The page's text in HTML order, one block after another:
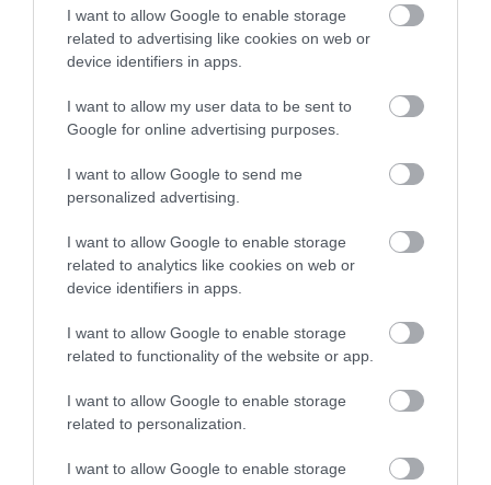
I want to allow Google to enable storage
related to advertising like cookies on web or
device identifiers in apps.
I want to allow my user data to be sent to
Google for online advertising purposes.
I want to allow Google to send me
personalized advertising.
I want to allow Google to enable storage
related to analytics like cookies on web or
device identifiers in apps.
I want to allow Google to enable storage
related to functionality of the website or app.
I want to allow Google to enable storage
related to personalization.
I want to allow Google to enable storage
Planifica tu visita Español